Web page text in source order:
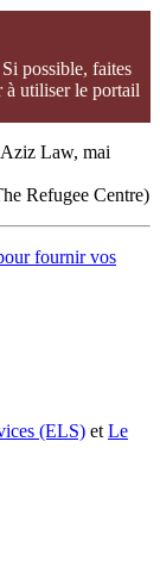
possible, faites
à utiliser le portail
Law, mai
Refugee Centre)
fournir vos
(ELS) et Le